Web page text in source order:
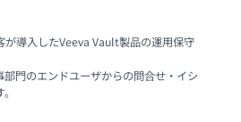
が導入したVeeva Vault製品の運用保守
門のエンドユーザからの問合せ・イシ